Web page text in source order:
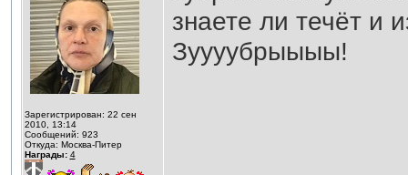
Зарегистрирован: 22 сен
2010, 13:14
Сообщений: 923
Откуда: Москва-Питер
Награды: 4
знаете ли течёт и
Зуууубрыыыы!